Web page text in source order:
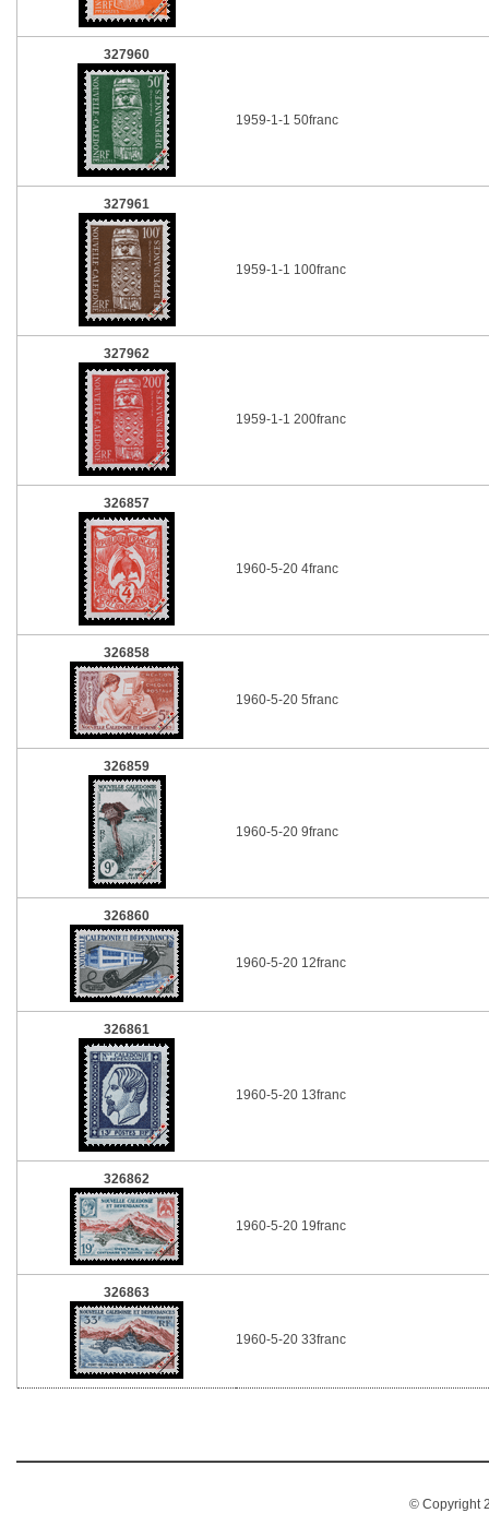
327960
1959-1-1 50franc
327961
1959-1-1 100franc
327962
1959-1-1 200franc
326857
1960-5-20 4franc
326858
1960-5-20 5franc
326859
1960-5-20 9franc
326860
1960-5-20 12franc
326861
1960-5-20 13franc
326862
1960-5-20 19franc
326863
1960-5-20 33franc
© Copyright